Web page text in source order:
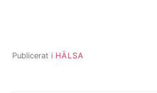
Publicerat i HÄLSA